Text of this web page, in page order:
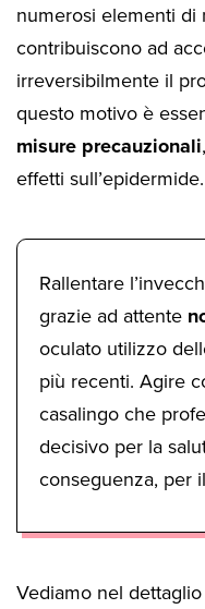
numerosi elementi di
contribuiscono ad
irreversibilmente il
questo motivo è
misure precauzionali
effetti sull’epidermide.
Rallentare
grazie ad attente
oculato utilizzo
più recenti. Agire
casalingo che
decisivo per la
conseguenza, per
Vediamo nel